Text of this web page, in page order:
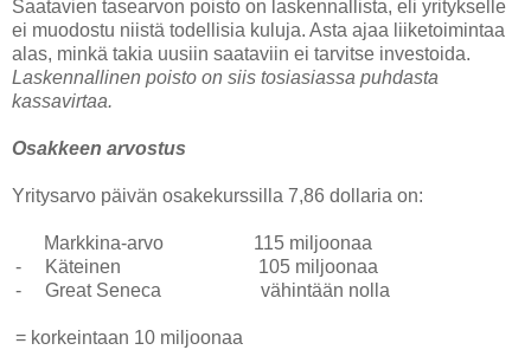
Saatavien tasearvon poisto on laskennallista, eli yritykselle
ei muodostu niistä todellisia kuluja. Asta ajaa liiketoimintaa
alas, minkä takia uusiin saataviin ei tarvitse investoida.
Laskennallinen poisto on siis tosiasiassa puhdasta
kassavirtaa.
Osakkeen arvostus
Yritysarvo päivän osakekurssilla 7,86 dollaria on:
Markkina-arvo 115 miljoonaa
-
Käteinen 105 miljoonaa
-
Great Seneca vähintään nolla
= korkeintaan 10 miljoonaa